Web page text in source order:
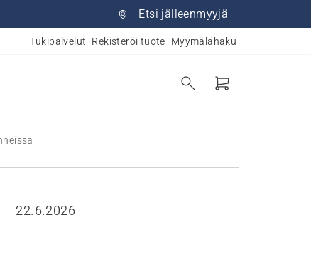
Etsi jälleenmyyjä
Tukipalvelut Rekisteröi tuote Myymälähaku
22.6.2026